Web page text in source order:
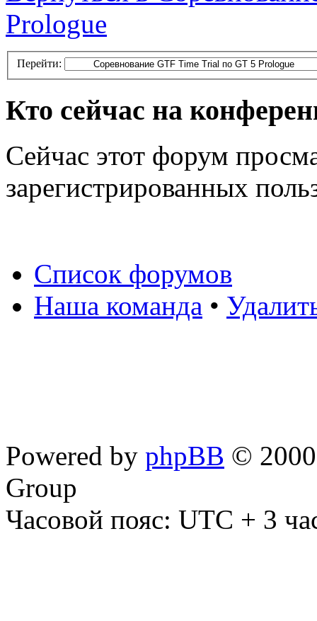
Prologue
Перейти:
Кто сейчас на
Сейчас этот форум
зарегистрированных
Список форумов
Наша команда •
Powered by phpBB ©
Group
Часовой пояс: UTC + 3